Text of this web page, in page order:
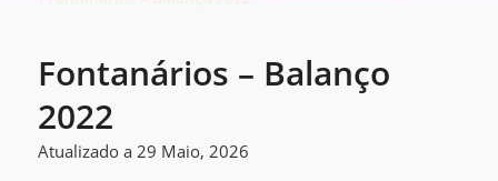
Fontanários – Balanço
2022
Atualizado a 29 Maio, 2026